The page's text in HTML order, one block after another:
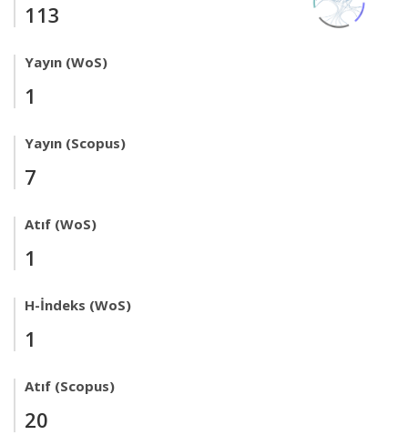
113
Yayın (WoS)
1
Yayın (Scopus)
7
Atıf (WoS)
1
H-İndeks (WoS)
1
Atıf (Scopus)
20